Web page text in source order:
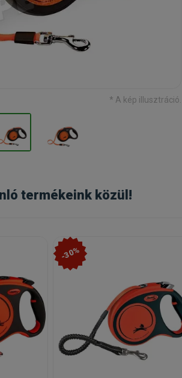
* A kép illusztráció.
termékeink közül!
-30%